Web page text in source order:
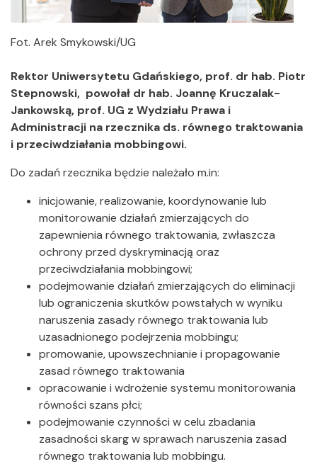
Fot. Arek Smykowski/UG
Rektor Uniwersytetu Gdańskiego, prof. dr hab. Piotr
Stepnowski, powołał dr hab. Joannę Kruczalak-
Jankowską, prof. UG z Wydziału Prawa i
Administracji na rzecznika ds. równego traktowania
i przeciwdziałania mobbingowi.
Do zadań rzecznika będzie należało m.in:
inicjowanie, realizowanie, koordynowanie lub
monitorowanie działań zmierzających do
zapewnienia równego traktowania, zwłaszcza
ochrony przed dyskryminacją oraz
przeciwdziałania mobbingowi;
podejmowanie działań zmierzających do eliminacji
lub ograniczenia skutków powstałych w wyniku
naruszenia zasady równego traktowania lub
uzasadnionego podejrzenia mobbingu;
promowanie, upowszechnianie i propagowanie
zasad równego traktowania
opracowanie i wdrożenie systemu monitorowania
równości szans płci;
podejmowanie czynności w celu zbadania
zasadności skarg w sprawach naruszenia zasad
równego traktowania lub mobbingu.